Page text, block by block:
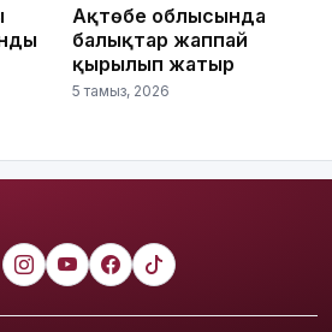
Ақтөбе облысында
балықтар жаппай
қырылып жатыр
5 тамыз, 2026